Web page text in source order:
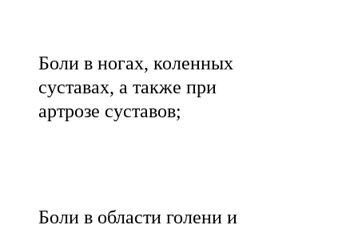
Боли в ногах, коленных
суставах, а также при
артрозе суставов;
Боли в области голени и